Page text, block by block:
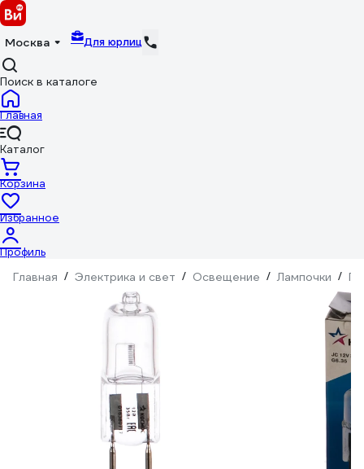
Москва Для юрлиц
Поиск в каталоге
Главная
Каталог
Корзина
Избранное
Профиль
Главная / Электрика и свет / Освещение / Лампочки /